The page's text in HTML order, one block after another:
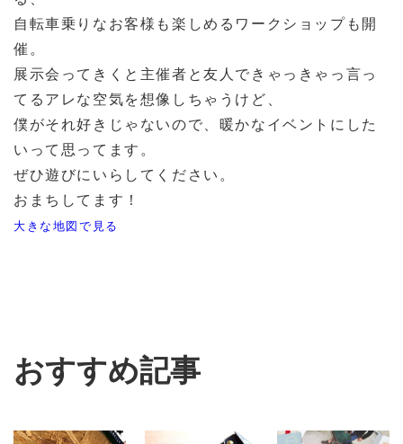
自転車乗りなお客様も楽しめるワークショップも開
催。
展示会ってきくと主催者と友人できゃっきゃっ言っ
てるアレな空気を想像しちゃうけど、
僕がそれ好きじゃないので、暖かなイベントにした
いって思ってます。
ぜひ遊びにいらしてください。
おまちしてます！
大きな地図で見る
おすすめ記事